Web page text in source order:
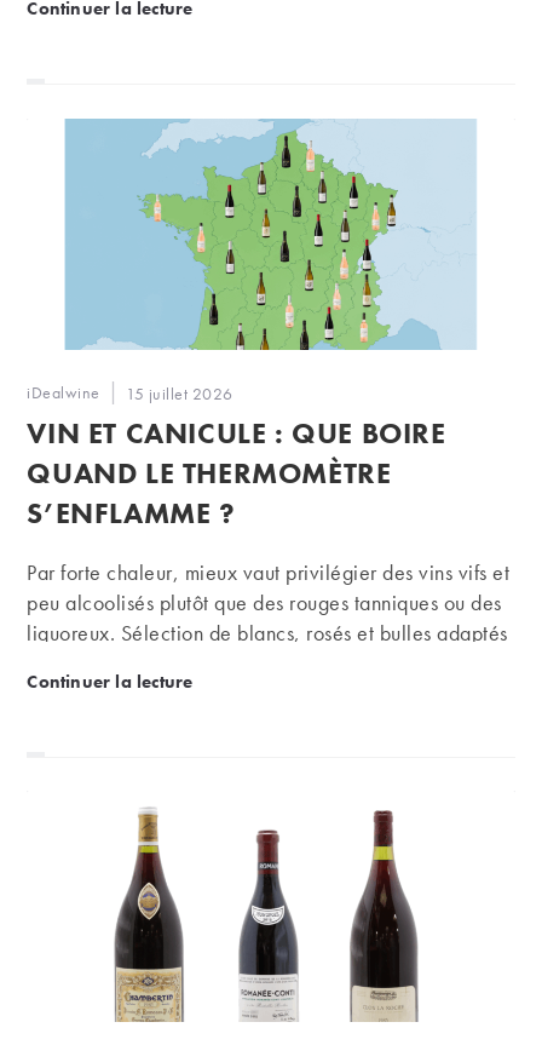
Continuer la lectureLes grappes du Guide Michelin : une première
Auteur/autrice
la
publication :
iDealwine
Publication
publiée :
15 juillet 2026
VIN ET CANICULE : QUE BOIRE
QUAND LE THERMOMÈTRE
S’ENFLAMME ?
Par forte chaleur, mieux vaut privilégier des vins vifs et
peu alcoolisés plutôt que des rouges tanniques ou des
liquoreux. Sélection de blancs, rosés et bulles adaptés
Continuer la lectureVin et canicule : que boire quand le thermomètre